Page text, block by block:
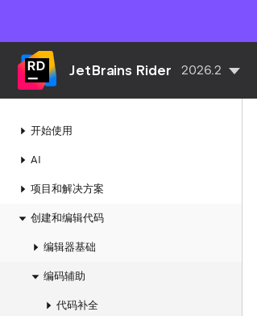
JetBrains Rider 2026.2
开始使用
AI
项目和解决方案
创建和编辑代码
编辑器基础
编码辅助
代码补全